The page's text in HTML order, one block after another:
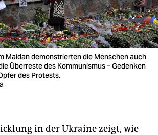
Maidan demonstrierten die Menschen auch
Überreste des Kommunismus – Gedenken
des Protests.
in der Ukraine zeigt, wie